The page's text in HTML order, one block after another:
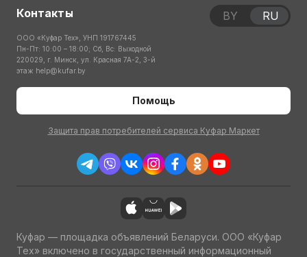
Контакты
ООО «Куфар Тех», УНП 191767445
Пн-Пт: 10:00 – 18:00; Сб, Вс: Выходной
220029, г. Минск, ул. Красная 7А-2, 3-й
этаж help@kufar.by
Помощь
Защита прав потребителей сервиса Куфар Маркет
BY RU
Куфар — площадка объявлений Беларуси. ООО «Куфар
Тех» включено в государственный информационный